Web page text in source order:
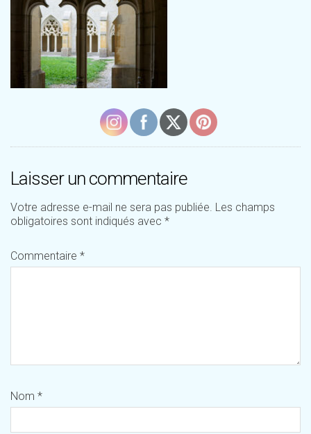
Laisser un commentaire
Votre adresse e-mail ne sera pas publiée. Les champs
obligatoires sont indiqués avec *
Commentaire *
Nom *